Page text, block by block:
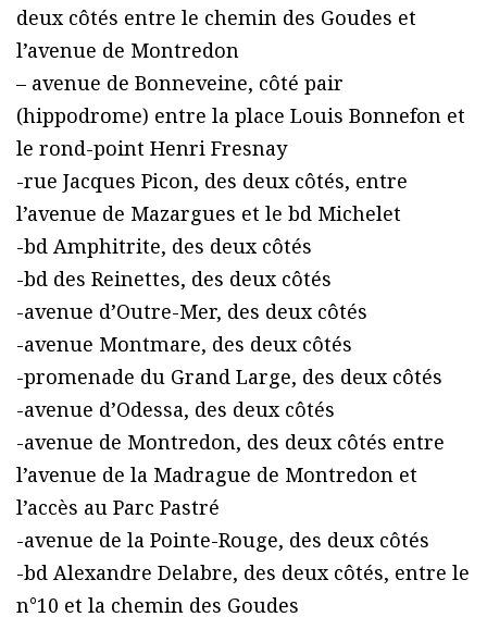
deux côtés entre le chemin des Goudes et
l’avenue de Montredon
– avenue de Bonneveine, côté pair
(hippodrome) entre la place Louis Bonnefon et
le rond-point Henri Fresnay
-rue Jacques Picon, des deux côtés, entre
l’avenue de Mazargues et le bd Michelet
-bd Amphitrite, des deux côtés
-bd des Reinettes, des deux côtés
-avenue d’Outre-Mer, des deux côtés
-avenue Montmare, des deux côtés
-promenade du Grand Large, des deux côtés
-avenue d’Odessa, des deux côtés
-avenue de Montredon, des deux côtés entre
l’avenue de la Madrague de Montredon et
l’accès au Parc Pastré
-avenue de la Pointe-Rouge, des deux côtés
-bd Alexandre Delabre, des deux côtés, entre le
n°10 et la chemin des Goudes